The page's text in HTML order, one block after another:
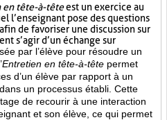
en tête-à-têteest un exercice au
l’enseignant pose des questions
de favoriser une discussion sur
s’agir d’un échange sur
par l’élève pour résoudre un
Entretien en tête-à-tête permet
d’un élève par rapport à un
un processus établi. Cette
de recourir à une interaction
et son élève, ce qui permet